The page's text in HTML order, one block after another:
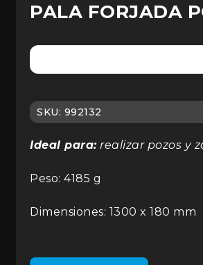
PALA FORJADA
SKU: 992132
Ideal para:realizar pozos y
Peso: 4185 g
Dimensiones: 1300 x 180 mm